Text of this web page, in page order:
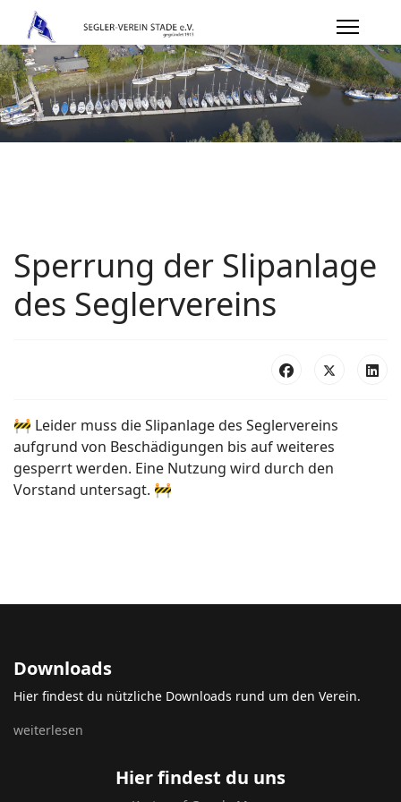
Sperrung der Slipanlage
des Seglervereins
🚧 Leider muss die Slipanlage des Seglervereins
aufgrund von Beschädigungen bis auf weiteres
gesperrt werden. Eine Nutzung wird durch den
Vorstand untersagt. 🚧
Downloads
Hier findest du nützliche Downloads rund um den Verein.
weiterlesen
Hier findest du uns